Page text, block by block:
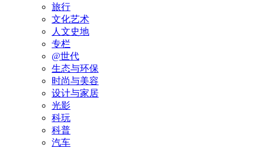
旅行
文化艺术
人文史地
专栏
@世代
生态与环保
时尚与美容
设计与家居
光影
科玩
科普
汽车